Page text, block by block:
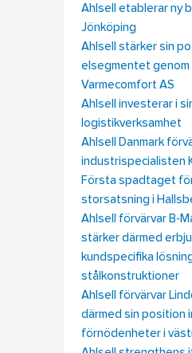
Ahlsell etablerar ny
Jönköping
Ahlsell stärker sin
elsegmentet genom
Varmecomfort AS
Ahlsell investerar i
logistikverksamhet
Ahlsell Danmark
industrispecialisten
Första spadtaget
storsatsning i
Ahlsell förvärvar B-
stärker därmed
kundspecifika
stålkonstruktioner
Ahlsell förvärvar
därmed sin position
förnödenheter i